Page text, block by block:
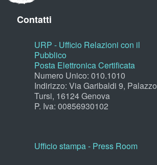
Contatti
URP - Ufficio Relazioni con il
Pubblico
Posta Elettronica Certificata
Numero Unico: 010.1010
Indirizzo: Via Garibaldi 9, Palazzo
Tursi, 16124 Genova
P. Iva: 00856930102
Ufficio stampa - Press Room